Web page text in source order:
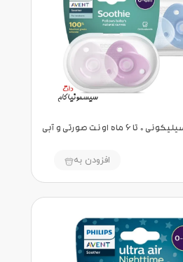
پستانک تمام سیلیکونی 0 تا 6 ماه اونت صورتی و آبی
افزودن به